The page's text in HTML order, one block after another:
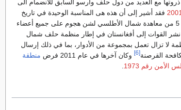
ذروتها مع العديد من دول حلف وارسو السابق للانضمام الى
فقد أشير إلى أن هذه هى المناسبة الوحيدة في تاريخ
حلف شمال الأطلسي التي تم التذرع فيها بالمادة 5 من معاهدة شمال الأطلسي لشن هجوم على جميع أعضاء
نشر القوات إلى أفغانستان في إطار منظمة حلف شمال
لا تزال تعمل بمجموعة من الأدوار، بما في ذلك إرسال
القرصنة[6] وكان آخرها في عام 2011 فرض
منطقة
الأمن رقم 1973